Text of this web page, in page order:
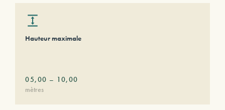
Hauteur maximale
05,00 – 10,00
mètres